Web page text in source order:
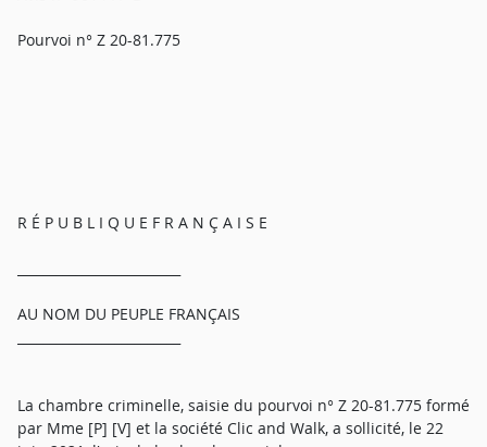
Pourvoi n° Z 20-81.775
R É P U B L I Q U E F R A N Ç A I S E
AU NOM DU PEUPLE FRANÇAIS
La chambre criminelle, saisie du pourvoi n° Z 20-81.775 formé
par Mme [P] [V] et la société Clic and Walk, a sollicité, le 22